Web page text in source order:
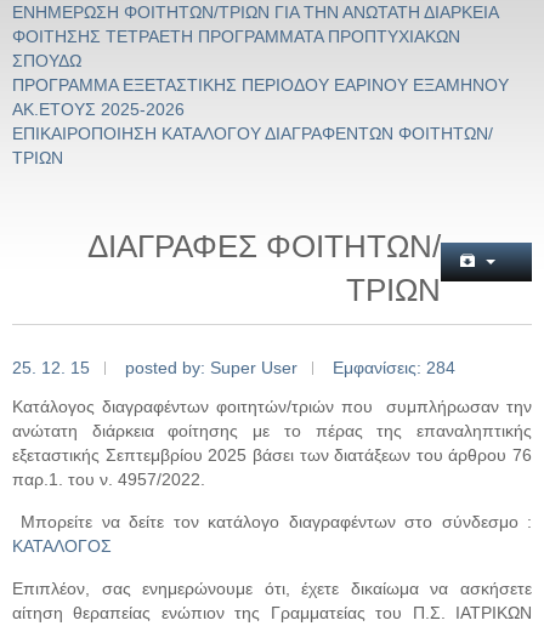
ΕΝΗΜΕΡΩΣΗ ΦΟΙΤΗΤΩΝ/ΤΡΙΩΝ ΓΙΑ ΤΗΝ ΑΝΩΤΑΤΗ ΔΙΑΡΚΕΙΑ
ΦΟΙΤΗΣΗΣ ΤΕΤΡΑΕΤΗ ΠΡΟΓΡΑΜΜΑΤΑ ΠΡΟΠΤΥΧΙΑΚΩΝ
ΣΠΟΥΔΩ
ΠΡΟΓΡΑΜΜΑ ΕΞΕΤΑΣΤΙΚΗΣ ΠΕΡΙΟΔΟΥ ΕΑΡΙΝΟΥ ΕΞΑΜΗΝΟΥ
ΑΚ.ΕΤΟΥΣ 2025-2026
ΕΠΙΚΑΙΡΟΠΟΙΗΣΗ ΚΑΤΑΛΟΓΟΥ ΔΙΑΓΡΑΦΕΝΤΩΝ ΦΟΙΤΗΤΩΝ/
ΤΡΙΩΝ
ΔΙΑΓΡΑΦΕΣ ΦΟΙΤΗΤΩΝ/
ΤΡΙΩΝ
25. 12. 15 posted by: Super User
Εμφανίσεις: 284
Κατάλογος διαγραφέντων φοιτητών/τριών που συμπλήρωσαν την
ανώτατη διάρκεια φοίτησης με το πέρας της επαναληπτικής
εξεταστικής Σεπτεμβρίου 2025 βάσει των διατάξεων του άρθρου 76
παρ.1. του ν. 4957/2022.
Μπορείτε να δείτε τον κατάλογο διαγραφέντων στο σύνδεσμο :
ΚΑΤΑΛΟΓΟΣ
Επιπλέον, σας ενημερώνουμε ότι, έχετε δικαίωμα να ασκήσετε
αίτηση θεραπείας ενώπιον της Γραμματείας του Π.Σ. ΙΑΤΡΙΚΩΝ